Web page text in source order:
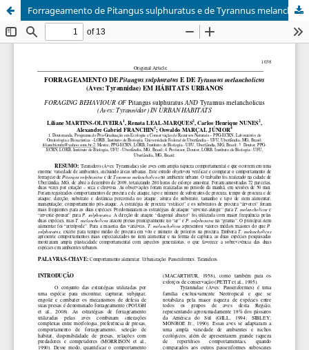
Forrageamento de Pitangus sulphuratus e de Tyrannus melancholicus (Aves: Tyrannidae) em hábitats urbanos